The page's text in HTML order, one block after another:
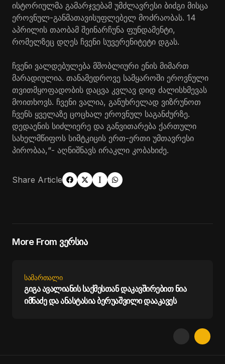
ისტორიულმა გამარჯვებამ უმძლავრესი ბიძგი მისცა
ეროვნულ-განმათავისუფლებელ მოძრაობას. 14
აპრილის თაობამ შეინარჩუნა ფუნდამენტი,
რომელზეც დღეს ჩვენი სუვერენიტეტი დგას.
ჩვენი ვალდებულება მშობლიური ენის მიმართ
მარადიულია. თანამედროვე სამყაროში ეროვნული
თვითმყოფადობის დაცვა კვლავ დიდ ძალისხმევას
მოითხოვს. ჩვენი ვალია, განუხრელად ვიზრუნოთ
ჩვენს ყველაზე ცოცხალ ეროვნულ საგანძურზე.
დედაენის სიძლიერე და განვითარება ქართული
სახელმწიფოს სიმტკიცის ერთ-ერთი უმთავრესი
პირობაა,“- აღნიშნავს ირაკლი კობახიძე.
Share Article
More From ვერსია
ᲡᲐᲛᲐᲠᲗᲐᲚᲘ
გიგა ავალიანის საქმესთან დაკავშირებით ნია
იმნაძე და ანასტასია ბერუაშვილი დააკავეს